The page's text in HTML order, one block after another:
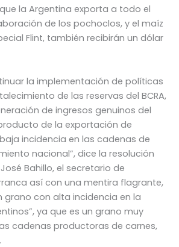
la Argentina exporta a todo el
de los pochoclos, y el maíz
Flint, también recibirán un dólar
la implementación de políticas
de las reservas del BCRA,
de ingresos genuinos del
de la exportación de
incidencia en las cadenas de
nacional”, dice la resolución
Bahillo, el secretario de
así con una mentira flagrante,
grano con alta incidencia en la
ya que es un grano muy
cadenas productoras de carnes,